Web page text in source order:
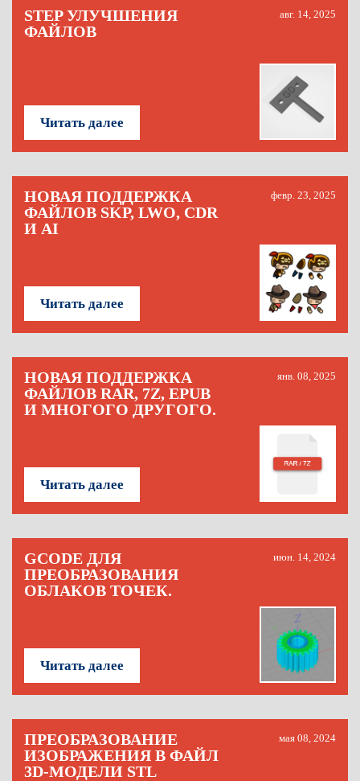
STEP УЛУЧШЕНИЯ
ФАЙЛОВ
авг. 14, 2025
Читать далее
НОВАЯ ПОДДЕРЖКА
ФАЙЛОВ SKP, LWO, CDR
И AI
февр. 23, 2025
Читать далее
НОВАЯ ПОДДЕРЖКА
ФАЙЛОВ RAR, 7Z, EPUB
И МНОГОГО ДРУГОГО.
янв. 08, 2025
Читать далее
GCODE ДЛЯ
ПРЕОБРАЗОВАНИЯ
ОБЛАКОВ ТОЧЕК.
июн. 14, 2024
Читать далее
ПРЕОБРАЗОВАНИЕ
ИЗОБРАЖЕНИЯ В ФАЙЛ
3D-МОДЕЛИ STL
мая 08, 2024